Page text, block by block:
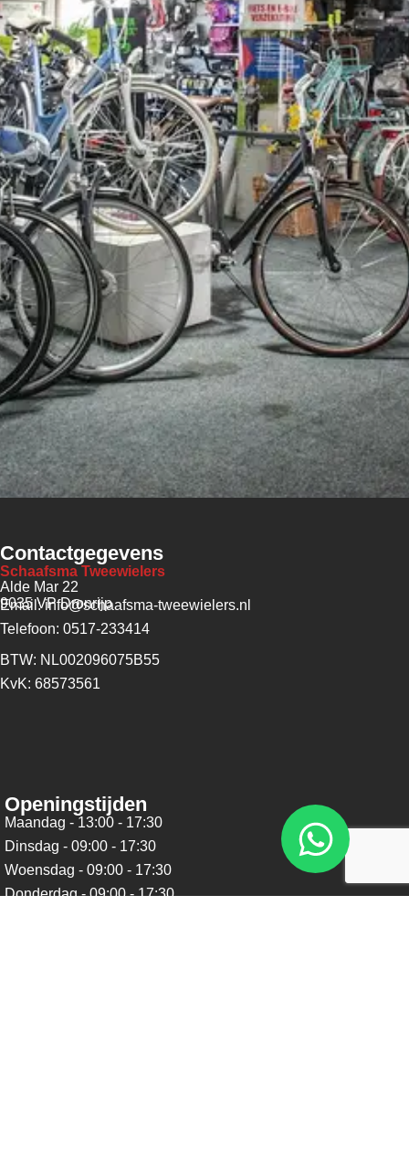
Contactgegevens
Schaafsma Tweewielers
Alde Mar 22
9035 VP Dronrijp
Email: info@schaafsma-tweewielers.nl
Telefoon: 0517-233414
BTW: NL002096075B55
KvK: 68573561
Openingstijden
Maandag - 13:00 - 17:30
Dinsdag - 09:00 - 17:30
Woensdag - 09:00 - 17:30
Donderdag - 09:00 - 17:30